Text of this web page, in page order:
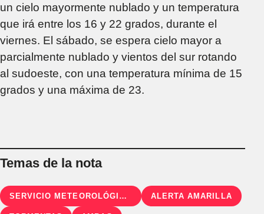
un cielo mayormente nublado y un temperatura
que irá entre los 16 y 22 grados, durante el
viernes. El sábado, se espera cielo mayor a
parcialmente nublado y vientos del sur rotando
al sudoeste, con una temperatura mínima de 15
grados y una máxima de 23.
Temas de la nota
SERVICIO METEOROLÓGICO NACIONAL (SMN) ALERTA AMARILLA